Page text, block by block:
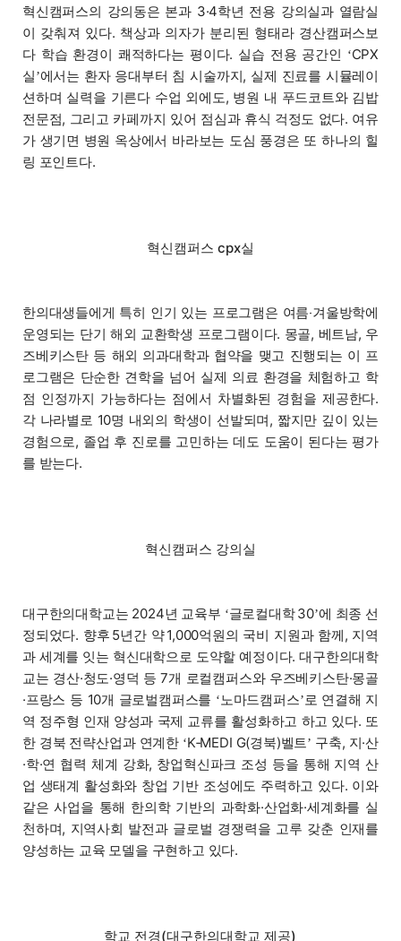
혁신캠퍼스의 강의동은 본과 3·4학년 전용 강의실과 열람실
이 갖춰져 있다. 책상과 의자가 분리된 형태라 경산캠퍼스보
다 학습 환경이 쾌적하다는 평이다. 실습 전용 공간인 ‘CPX
실’에서는 환자 응대부터 침 시술까지, 실제 진료를 시뮬레이
션하며 실력을 기른다 수업 외에도, 병원 내 푸드코트와 김밥
전문점, 그리고 카페까지 있어 점심과 휴식 걱정도 없다. 여유
가 생기면 병원 옥상에서 바라보는 도심 풍경은 또 하나의 힐
링 포인트다.
혁신캠퍼스 cpx실
한의대생들에게 특히 인기 있는 프로그램은 여름‧겨울방학에
운영되는 단기 해외 교환학생 프로그램이다. 몽골, 베트남, 우
즈베키스탄 등 해외 의과대학과 협약을 맺고 진행되는 이 프
로그램은 단순한 견학을 넘어 실제 의료 환경을 체험하고 학
점 인정까지 가능하다는 점에서 차별화된 경험을 제공한다.
각 나라별로 10명 내외의 학생이 선발되며, 짧지만 깊이 있는
경험으로, 졸업 후 진로를 고민하는 데도 도움이 된다는 평가
를 받는다.
혁신캠퍼스 강의실
대구한의대학교는 2024년 교육부 ‘글로컬대학 30’에 최종 선
정되었다. 향후 5년간 약 1,000억원의 국비 지원과 함께, 지역
과 세계를 잇는 혁신대학으로 도약할 예정이다. 대구한의대학
교는 경산·청도·영덕 등 7개 로컬캠퍼스와 우즈베키스탄·몽골
·프랑스 등 10개 글로벌캠퍼스를 ‘노마드캠퍼스’로 연결해 지
역 정주형 인재 양성과 국제 교류를 활성화하고 하고 있다. 또
한 경북 전략산업과 연계한 ‘K‑MEDI G(경북)벨트’ 구축, 지·산
·학·연 협력 체계 강화, 창업혁신파크 조성 등을 통해 지역 산
업 생태계 활성화와 창업 기반 조성에도 주력하고 있다. 이와
같은 사업을 통해 한의학 기반의 과학화·산업화·세계화를 실
천하며, 지역사회 발전과 글로벌 경쟁력을 고루 갖춘 인재를
양성하는 교육 모델을 구현하고 있다.
학교 전경(대구한의대학교 제공)